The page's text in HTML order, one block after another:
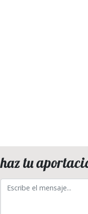
haz tu